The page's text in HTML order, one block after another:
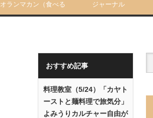
オランマカン（食べる ジャーナル
おすすめ記事
料理教室（5/24）「カヤト
ーストと麺料理で旅気分」
よみうりカルチャー自由が